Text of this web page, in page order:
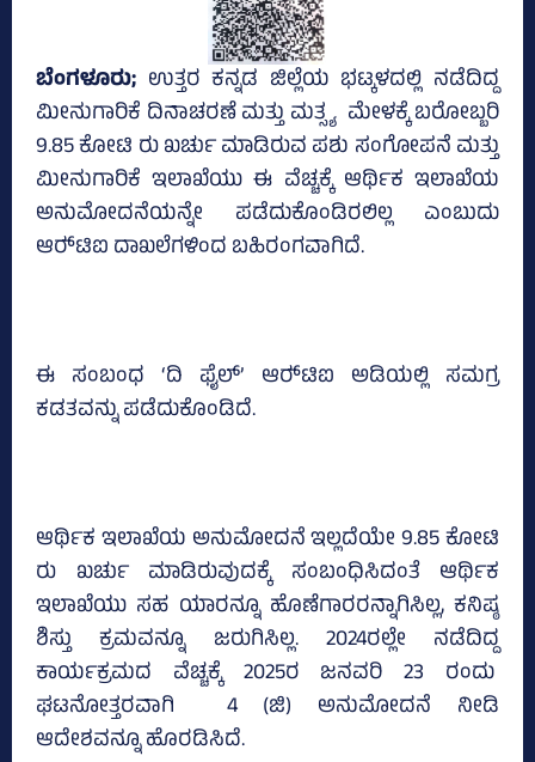
ಬೆಂಗಳೂರು; ಉತ್ತರ ಕನ್ನಡ ಜಿಲ್ಲೆಯ ಭಟ್ಕಳದಲ್ಲಿ ನಡೆದಿದ್ದ
ಮೀನುಗಾರಿಕೆ ದಿನಾಚರಣೆ ಮತ್ತು ಮತ್ಸ್ಯ ಮೇಳಕ್ಕೆ ಬರೋಬ್ಬರಿ
9.85 ಕೋಟಿ ರು ಖರ್ಚು ಮಾಡಿರುವ ಪಶು ಸಂಗೋಪನೆ ಮತ್ತು
ಮೀನುಗಾರಿಕೆ ಇಲಾಖೆಯು ಈ ವೆಚ್ಚಕ್ಕೆ ಆರ್ಥಿಕ ಇಲಾಖೆಯ
ಅನುಮೋದನೆಯನ್ನೇ ಪಡೆದುಕೊಂಡಿರಲಿಲ್ಲ ಎಂಬುದು
ಆರ್‍‌ಟಿಐ ದಾಖಲೆಗಳಿಂದ ಬಹಿರಂಗವಾಗಿದೆ.
ಈ ಸಂಬಂಧ ‘ದಿ ಫೈಲ್‌’ ಆರ್‍‌ಟಿಐ ಅಡಿಯಲ್ಲಿ ಸಮಗ್ರ
ಕಡತವನ್ನು ಪಡೆದುಕೊಂಡಿದೆ.
ಆರ್ಥಿಕ ಇಲಾಖೆಯ ಅನುಮೋದನೆ ಇಲ್ಲದೆಯೇ 9.85 ಕೋಟಿ
ರು ಖರ್ಚು ಮಾಡಿರುವುದಕ್ಕೆ ಸಂಬಂಧಿಸಿದಂತೆ ಆರ್ಥಿಕ
ಇಲಾಖೆಯು ಸಹ ಯಾರನ್ನೂ ಹೊಣೆಗಾರರನ್ನಾಗಿಸಿಲ್ಲ, ಕನಿಷ್ಠ
ಶಿಸ್ತು ಕ್ರಮವನ್ನೂ ಜರುಗಿಸಿಲ್ಲ. 2024ರಲ್ಲೇ ನಡೆದಿದ್ದ
ಕಾರ್ಯಕ್ರಮದ ವೆಚ್ಚಕ್ಕೆ 2025ರ ಜನವರಿ 23 ರಂದು
ಘಟನೋತ್ತರವಾಗಿ 4 (ಜಿ) ಅನುಮೋದನೆ ನೀಡಿ
ಆದೇಶವನ್ನೂ ಹೊರಡಿಸಿದೆ.